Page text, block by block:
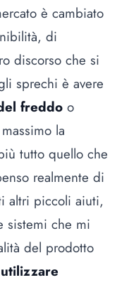
è cambiato
di
discorso che si
sprechi è avere
freddo o
la
tutto quello che
realmente di
altri piccoli aiuti,
sistemi che mi
del prodotto